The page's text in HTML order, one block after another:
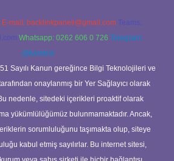
E-mail: backlinkpaneli@gmail.com Teams:
Whatsapp: 0262 606 0 726 Telegram:
@karabul
Sayılı Kanun gereğince Bilgi Teknolojileri ve
onaylanmış bir Yer Sağlayıcı olarak
nedenle, sitedeki içerikleri proaktif olarak
yükümlülüğümüz bulunmamaktadır. Ancak,
sorumluluğunu taşımakta olup, siteye
kabul etmiş sayılırlar. Bu internet sitesi,